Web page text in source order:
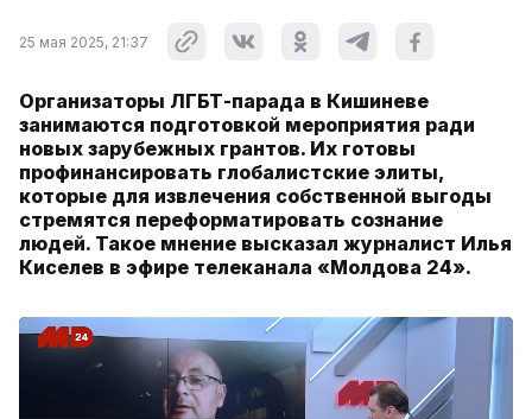
25 мая 2025, 21:37
Организаторы ЛГБТ-парада в Кишиневе
занимаются подготовкой мероприятия ради
новых зарубежных грантов. Их готовы
профинансировать глобалистские элиты,
которые для извлечения собственной выгоды
стремятся переформатировать сознание
людей. Такое мнение высказал журналист Илья
Киселев в эфире телеканала «Молдова 24».